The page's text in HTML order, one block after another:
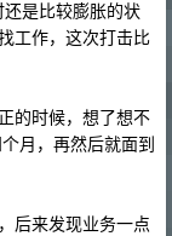
是比较膨胀的状
工作，这次打击比
的时候，想了想不
月，再然后就面到
后来发现业务一点